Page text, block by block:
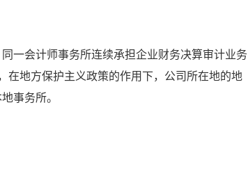
一会计师事务所连续承担企业财务决算审计业务
在地方保护主义政策的作用下，公司所在地的地
事务所。